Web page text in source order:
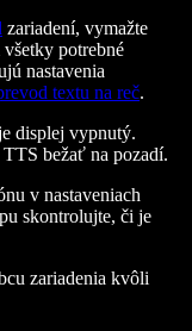
zariadení, vymažte
potrebné
nastavenia
textu na reč.
displej vypnutý.
bežať na pozadí.
v nastaveniach
skontrolujte, či je
zariadenia kvôli